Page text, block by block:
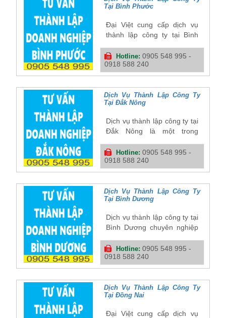
Tại Bình Phước
Đại Việt cung cấp dịch vụ
thành lập công ty tại Bình
thủ tục từ khi đăng ký giấy
phép kinh doanh tại Bình
Phước cho đến trọn đời
hào có được sự tin cậy của
hàng trong những năm qua.
Hotline: 0905 548 995 -
0918 588 240
Dịch Vụ Thành Lập Công Ty
Tại Đắk Nông
Dịch vụ thành lập công ty tại
Đắk Nông là một trong
của Đại Việt. Chúng tôi hỗ
trợ quý khách đăng ký giấy
phép kinh doanh tại Đắk
quan sau khi thành lập
doanh nghiệp.
Hotline: 0905 548 995 -
0918 588 240
Dịch Vụ Thành Lập Công Ty
Tại Bình Dương
Dịch vụ thành lập công ty tại
Bình Dương chuyên nghiệp
nhiệt tình chắc chắn sẽ làm
hài lòng quý khách. Dịch vụ
thành lập doanh nghiệp tại
hào có được sự tin cậy của
hàng ngàn doanh nghiệp
Hotline: 0905 548 995 -
0918 588 240
Dịch Vụ Thành Lập Công Ty
Tại Đồng Nai
Đại Việt cung cấp dịch vụ